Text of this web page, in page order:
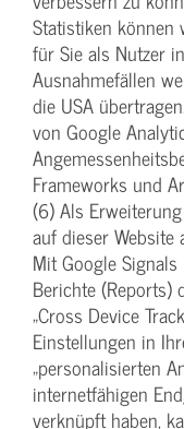
Statistiken
für Sie als Nutzer
Ausnahmefällen
die USA
von Google
Frameworks und
(6) Als
auf dieser Website
Mit Google
Berichte (Reports)
„Cross Device
Einstellungen in
„personalisierten
internetfähigen
verknüpft haben,